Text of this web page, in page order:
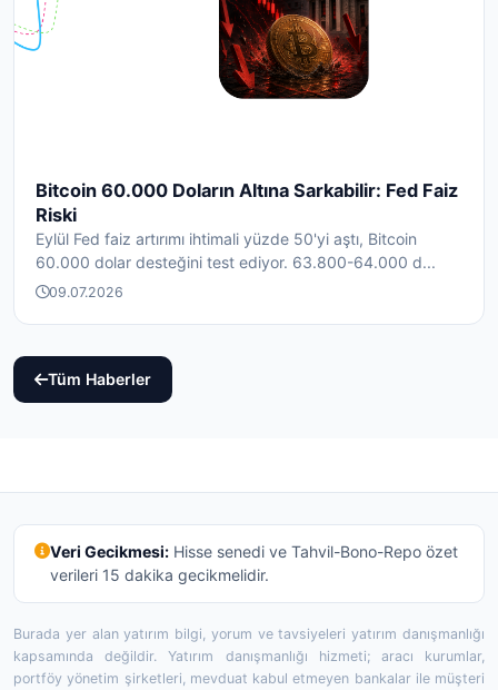
Bitcoin 60.000 Doların Altına Sarkabilir: Fed Faiz
Riski
Eylül Fed faiz artırımı ihtimali yüzde 50'yi aştı, Bitcoin
60.000 dolar desteğini test ediyor. 63.800-64.000 d...
09.07.2026
Tüm Haberler
Veri Gecikmesi:Hisse senedi ve Tahvil-Bono-Repo özet
verileri 15 dakika gecikmelidir.
Burada yer alan yatırım bilgi, yorum ve tavsiyeleri yatırım danışmanlığı
kapsamında değildir. Yatırım danışmanlığı hizmeti; aracı kurumlar,
portföy yönetim şirketleri, mevduat kabul etmeyen bankalar ile müşteri